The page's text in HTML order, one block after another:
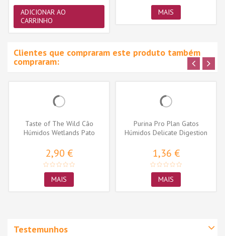
ADICIONAR AO
CARRINHO
MAIS
Clientes que compraram este produto também
compraram:
Taste of The Wild Cão
Húmidos Wetlands Pato
2,90 €
MAIS
Purina Pro Plan Gatos
Húmidos Delicate Digestion
1,36 €
MAIS
Testemunhos